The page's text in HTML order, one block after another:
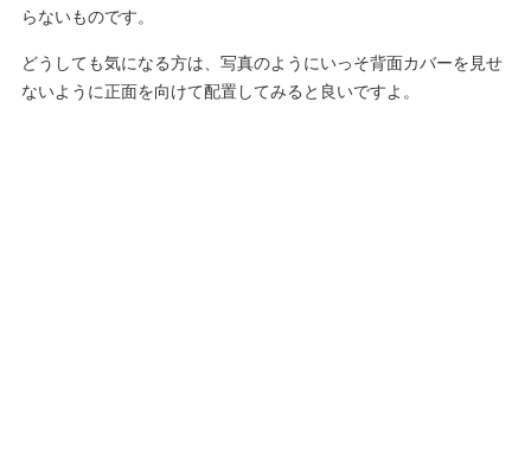
らないものです。
どうしても気になる方は、写真のようにいっそ背面カバーを見せ
ないように正面を向けて配置してみると良いですよ。